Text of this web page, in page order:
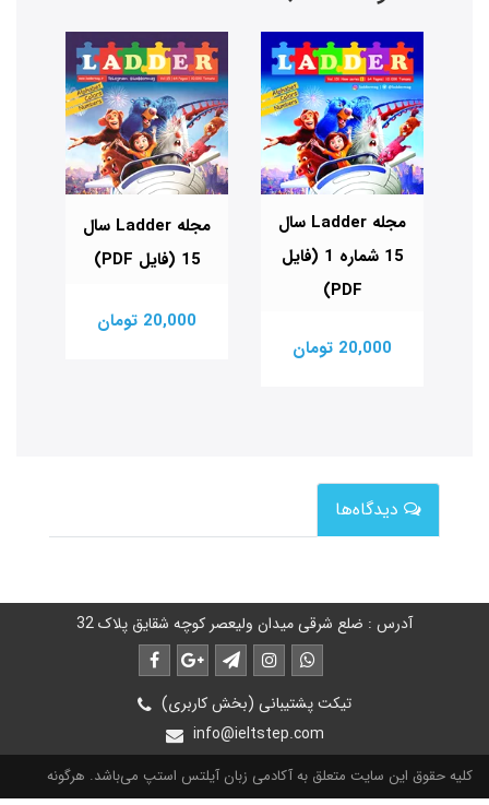
مجله Ladder سال
15 شماره 1 (فایل
PDF)
20,000 تومان
مجله Ladder سال
15 (فایل PDF)
20,000 تومان
دیدگاه‌ها
آدرس : ضلع شرقی میدان ولیعصر کوچه شقایق پلاک 32
تیکت پشتیبانی (بخش کاربری)
info@ieltstep.com
کلیه حقوق این سایت متعلق به آکادمی زبان آیلتس استپ می‌باشد. هرگونه